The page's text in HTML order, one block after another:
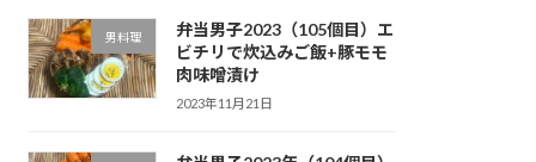
男料理
弁当男子2023（105個目）エ
ビチリで炊込みご飯+豚モモ
肉味噌漬け
2023年11月21日